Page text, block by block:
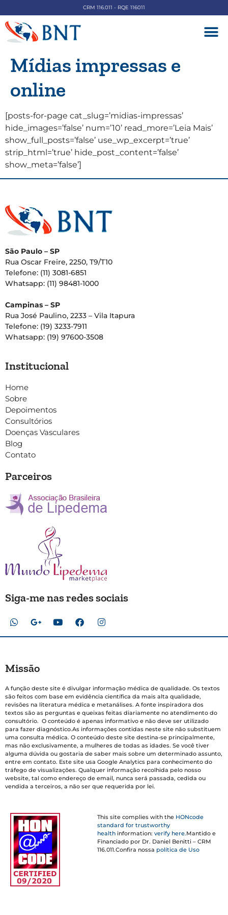
CRM 116.011 - RQE 116011
Mídias impressas e
online
[posts-for-page cat_slug=’midias-impressas’
hide_images=’false’ num=’10’ read_more=’Leia Mais’
show_full_posts=’false’ use_wp_excerpt=’true’
strip_html=’true’ hide_post_content=’false’
show_meta=’false’]
São Paulo – SP
Rua Oscar Freire, 2250, T9/T10
Telefone: (11) 3081-6851
Whatsapp: (11) 98481-1000
Campinas – SP
Rua José Paulino, 2233 – Vila Itapura
Telefone: (19) 3233-7911
Whatsapp: (19) 97600-3508
Institucional
Home
Sobre
Depoimentos
Consultórios
Doenças Vasculares
Blog
Contato
Parceiros
Siga-me nas redes sociais
Missão
A função deste site é divulgar informação médica de qualidade. Os textos
são feitos com base em evidência científica da mais alta qualidade,
revisões na literatura médica e metanálises. A fonte inspiradora dos
textos são as perguntas e queixas feitas diariamente no atendimento do
consultório. O conteúdo é apenas informativo e não deve ser utilizado
para fazer diagnóstico.As informações contidas neste site não substituem
uma consulta médica. O conteúdo deste site destina-se principalmente,
mas não exclusivamente, a mulheres de todas as idades. Se você tiver
alguma dúvida ou gostaria de saber mais sobre um determinado assunto,
entre em contato. Este site usa Google Analytics para conhecimento do
tráfego de visualizações. Qualquer informação recolhida pelo nosso
website, tal como endereço de email, nunca será passada, cedida ou
vendida a terceiros, a não ser que requerida por lei.
This site complies with the HONcode
standard for trustworthy
health information:verify here.Mantido e
Financiado por Dr. Daniel Benitti – CRM
116.011.Confira nossa política de Uso